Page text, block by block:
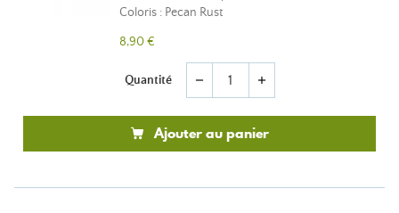
Coloris : Pecan Rust
8,90 €
Quantité remove add
Ajouter au panier